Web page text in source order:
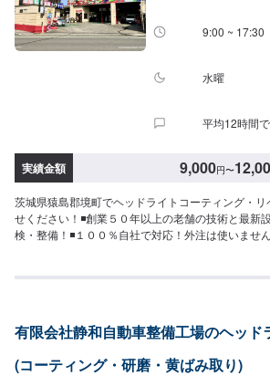
9:00 ~ 17:30
水曜
平均12時間
実績金額 9,000円〜
茨城県猿島郡境町でヘッドライトコーティング・
せください！◾創業５０年以上の老舗の技術と最新
検・整備！◾１００％自社で対応！外注は使いませ
断られてしまった…★保険を使えべきなのかわか
りにご納得いただければ作業開始【4】仕上がり次
-納期は通常2日～3日程度で納車となります。車種
前後する場合がございます。予めご了承ください。
有限会社静和自動車整備工場のヘッド
(コーティング・研磨・黄ばみ取り)